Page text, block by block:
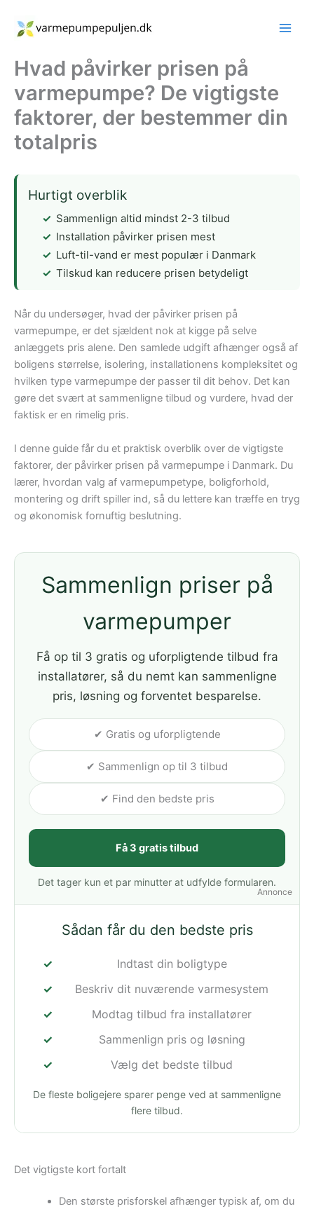
indholdet
Hvad påvirker prisen på
varmepumpe? De vigtigste
faktorer, der bestemmer din
totalpris
Hurtigt overblik
Sammenlign altid mindst 2-3 tilbud
Installation påvirker prisen mest
Luft-til-vand er mest populær i Danmark
Tilskud kan reducere prisen betydeligt
Når du undersøger, hvad der påvirker prisen på
varmepumpe, er det sjældent nok at kigge på selve
anlæggets pris alene. Den samlede udgift afhænger også af
boligens størrelse, isolering, installationens kompleksitet og
hvilken type varmepumpe der passer til dit behov. Det kan
gøre det svært at sammenligne tilbud og vurdere, hvad der
faktisk er en rimelig pris.
I denne guide får du et praktisk overblik over de vigtigste
faktorer, der påvirker prisen på varmepumpe i Danmark. Du
lærer, hvordan valg af varmepumpetype, boligforhold,
montering og drift spiller ind, så du lettere kan træffe en tryg
og økonomisk fornuftig beslutning.
Annonce
Sammenlign priser på
varmepumper
Få op til 3 gratis og uforpligtende tilbud fra
installatører, så du nemt kan sammenligne
pris, løsning og forventet besparelse.
✔ Gratis og uforpligtende
✔ Sammenlign op til 3 tilbud
✔ Find den bedste pris
Få 3 gratis tilbud
Det tager kun et par minutter at udfylde formularen.
Sådan får du den bedste pris
Indtast din boligtype
Beskriv dit nuværende varmesystem
Modtag tilbud fra installatører
Sammenlign pris og løsning
Vælg det bedste tilbud
De fleste boligejere sparer penge ved at sammenligne
flere tilbud.
Det vigtigste kort fortalt
Den største prisforskel afhænger typisk af, om du